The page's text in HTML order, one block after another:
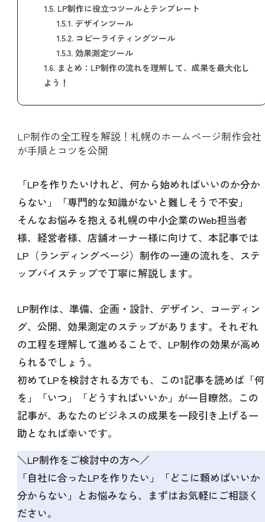
1.5.LP制作に役立つツールとテンプレート
1.5.1.デザインツール
1.5.2.コピーライティングツール
1.5.3.効果測定ツール
1.6.まとめ：LP制作の流れを理解して、成果を最大化し
よう！
LP制作の全工程を解説！札幌のホームページ制作会社
が手順とコツを公開
「LPを作りたいけれど、何から始めればいいのか分か
らない」「専門的な知識がないと難しそうで不安」
そんなお悩みを抱える札幌の中小企業のWeb担当者
様、経営者様、店舗オーナー様に向けて、本記事では
LP（ランディングページ）制作の一連の流れを、ステ
ップバイステップで丁寧に解説します。
LP制作は、準備、企画・設計、デザイン、コーディン
グ、公開、効果測定のステップがあります。それぞれ
の工程を理解して進めることで、LP制作の効果が高め
られるでしょう。
初めてLPを検討される方でも、この1記事を読めば「何
を」「いつ」「どうすればいいか」が一目瞭然。この
記事が、あなたのビジネスの成果を一段引き上げる一
助となれば幸いです。
＼LP制作をご検討中の方へ／
「自社に合ったLPを作りたい」「どこに頼めばいいか
分からない」とお悩みなら、まずはお気軽にご相談く
ださい。